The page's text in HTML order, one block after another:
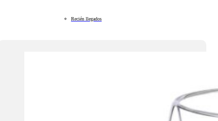
Recién llegados